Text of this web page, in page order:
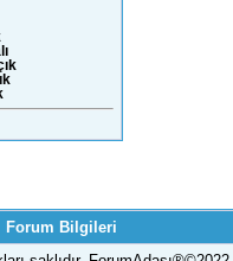
Forum Bilgileri